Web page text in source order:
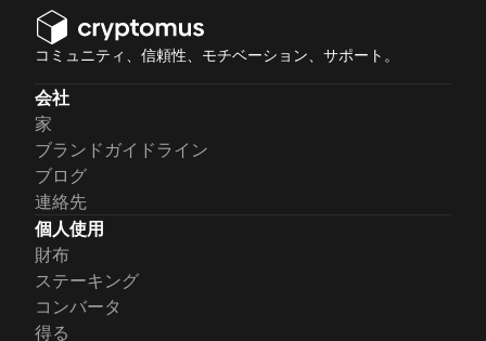
コミュニティ、信頼性、モチベーション、サポート。
会社
家
ブランドガイドライン
ブログ
連絡先
個人使用
財布
ステーキング
コンバータ
得る